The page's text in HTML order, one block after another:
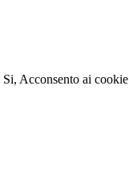
Si, Acconsento ai cookie